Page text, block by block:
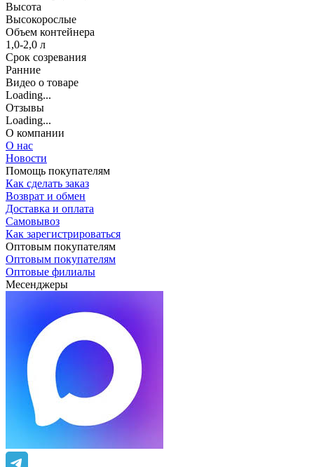
Высота
Высокорослые
Объем контейнера
1,0-2,0 л
Срок созревания
Ранние
Видео о товаре
Loading...
Отзывы
Loading...
О компании
О нас
Новости
Помощь покупателям
Как сделать заказ
Возврат и обмен
Доставка и оплата
Самовывоз
Как зарегистрироваться
Оптовым покупателям
Оптовым покупателям
Оптовые филиалы
Месенджеры